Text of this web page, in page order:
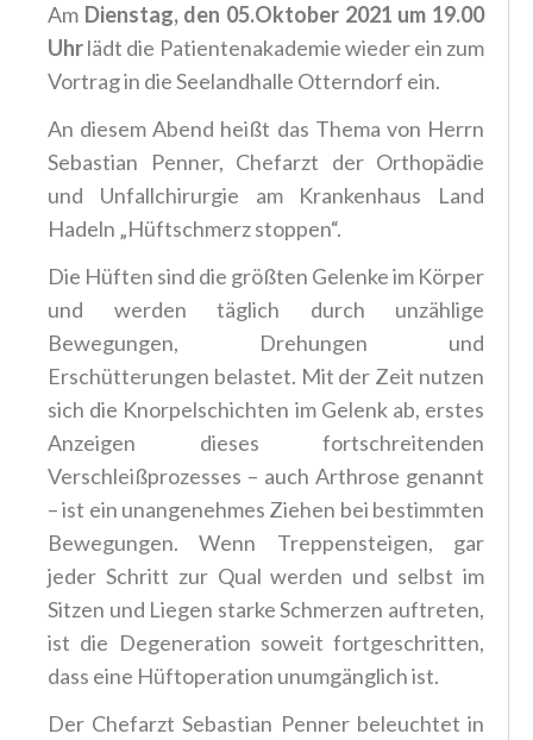
Am Dienstag, den 05.Oktober 2021 um 19.00
Uhrlädt die Patientenakademie wieder ein zum
Vortrag in die Seelandhalle Otterndorf ein.
An diesem Abend heißt das Thema von Herrn
Sebastian Penner, Chefarzt der Orthopädie
und Unfallchirurgie am Krankenhaus Land
Hadeln „Hüftschmerz stoppen“.
Die Hüften sind die größten Gelenke im Körper
und werden täglich durch unzählige
Bewegungen, Drehungen und
Erschütterungen belastet. Mit der Zeit nutzen
sich die Knorpelschichten im Gelenk ab, erstes
Anzeigen dieses fortschreitenden
Verschleißprozesses – auch Arthrose genannt
– ist ein unangenehmes Ziehen bei bestimmten
Bewegungen. Wenn Treppensteigen, gar
jeder Schritt zur Qual werden und selbst im
Sitzen und Liegen starke Schmerzen auftreten,
ist die Degeneration soweit fortgeschritten,
dass eine Hüftoperation unumgänglich ist.
Der Chefarzt Sebastian Penner beleuchtet in